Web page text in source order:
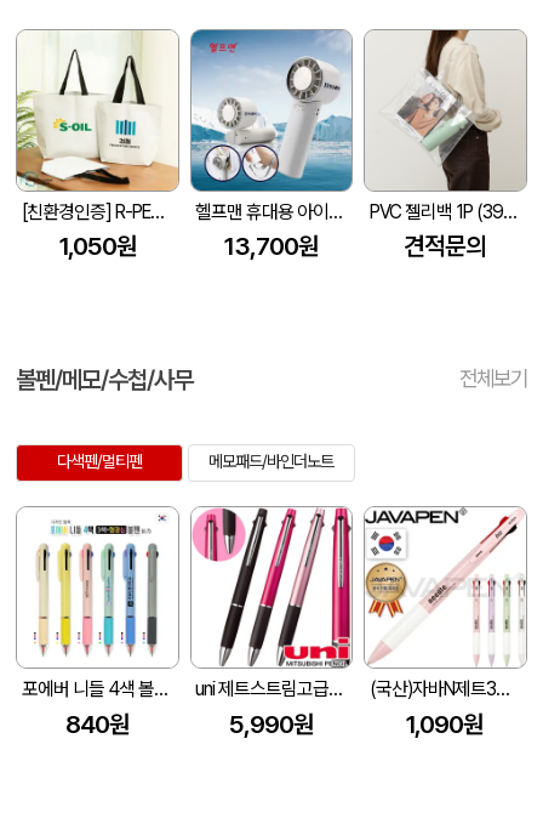
[친환경인증] R-PET 고밀도 리유저블백 (검정내피/170g)(S~XL)
1,050원
헬프맨 휴대용 아이스쿨링 선풍기
13,700원
PVC 젤리백 1P (390x300mm)
견적문의
볼펜/메모/수첩/사무 전체보기
다색펜/멀티펜 메모패드/바인더노트
포에버 니들 4색 볼펜(3색+형광심)
840원
uni 제트스트림고급3색 (0.5)
5,990원
(국산)자바N제트3볼비즈0.7(자바공식인증대리점)
1,090원